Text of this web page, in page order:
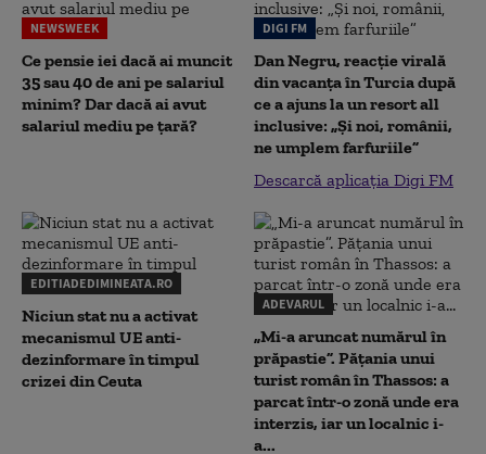
NEWSWEEK
Ce pensie iei dacă ai muncit
35 sau 40 de ani pe salariul
minim? Dar dacă ai avut
salariul mediu pe țară?
DIGI FM
Dan Negru, reacție virală
din vacanța în Turcia după
ce a ajuns la un resort all
inclusive: „Și noi, românii,
ne umplem farfuriile”
Descarcă aplicația Digi FM
EDITIADEDIMINEATA.RO
Niciun stat nu a activat
mecanismul UE anti-
dezinformare în timpul
crizei din Ceuta
ADEVARUL
„Mi-a aruncat numărul în
prăpastie”. Pățania unui
turist român în Thassos: a
parcat într-o zonă unde era
interzis, iar un localnic i-
a...